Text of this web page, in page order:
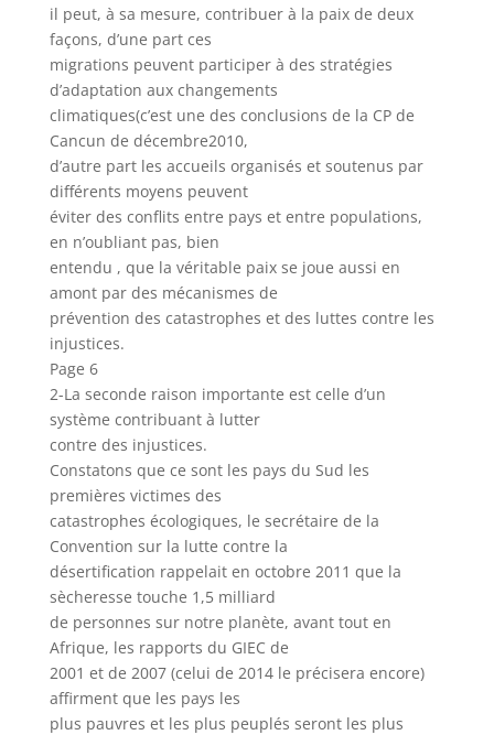
il peut, à sa mesure, contribuer à la paix de deux
façons, d’une part ces
migrations peuvent participer à des stratégies
d’adaptation aux changements
climatiques(c’est une des conclusions de la CP de
Cancun de décembre2010,
d’autre part les accueils organisés et soutenus par
différents moyens peuvent
éviter des conflits entre pays et entre populations,
en n’oubliant pas, bien
entendu , que la véritable paix se joue aussi en
amont par des mécanismes de
prévention des catastrophes et des luttes contre les
injustices.
Page 6
2-La seconde raison importante est celle d’un
système contribuant à lutter
contre des injustices.
Constatons que ce sont les pays du Sud les
premières victimes des
catastrophes écologiques, le secrétaire de la
Convention sur la lutte contre la
désertification rappelait en octobre 2011 que la
sècheresse touche 1,5 milliard
de personnes sur notre planète, avant tout en
Afrique, les rapports du GIEC de
2001 et de 2007 (celui de 2014 le précisera encore)
affirment que les pays les
plus pauvres et les plus peuplés seront les plus